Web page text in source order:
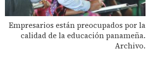
Empresarios están preocupados por la
calidad de la educación panameña.
Archivo.